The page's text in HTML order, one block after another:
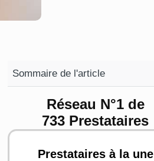
Sommaire de l'article
Réseau N°1 de
733 Prestataires
Prestataires à la une